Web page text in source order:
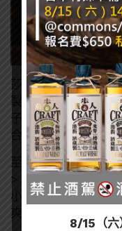
莎瓦CLUB 這次兩款
製的 RTD。不過單
子流行的 Hard
合的。推薦本身就喜
至於調味的喝法就更
> 利口酒 （or 果醬
小編最推茶沙瓦，做
爽依舊，茶味也相當
8/15（